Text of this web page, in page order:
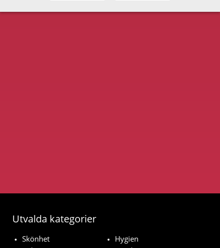
Utvalda kategorier
Skönhet
Hygien